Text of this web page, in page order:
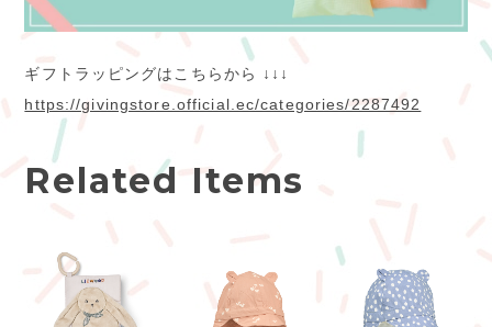
ギフトラッピングはこちらから ↓↓↓
https://givingstore.official.ec/categories/2287492
Related Items